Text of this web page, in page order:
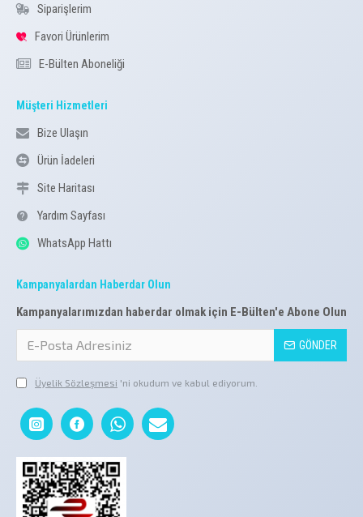
Siparişlerim
Favori Ürünlerim
E-Bülten Aboneliği
Müşteri Hizmetleri
Bize Ulaşın
Ürün İadeleri
Site Haritası
Yardım Sayfası
WhatsApp Hattı
Kampanyalardan Haberdar Olun
Kampanyalarımızdan haberdar olmak için E-Bülten'e Abone Olun
GÖNDER
Üyelik Sözleşmesi 'ni okudum ve kabul ediyorum.